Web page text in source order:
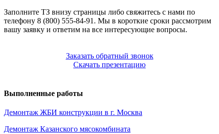
Заполните ТЗ внизу страницы либо свяжитесь с нами по
телефону 8 (800) 555-84-91. Мы в короткие сроки рассмотрим
вашу заявку и ответим на все интересующие вопросы.
Заказать обратный звонок
Скачать презентацию
Выполненные работы
Демонтаж ЖБИ конструкции в г. Москва
Демонтаж Казанского мясокомбината